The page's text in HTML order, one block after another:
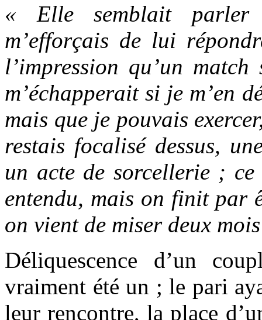
« Elle semblait
m’efforçais de lui
l’impression qu’un
m’échapperait si je m’en
mais que je pouvais
restais focalisé dessus,
un acte de sorcellerie ;
entendu, mais on finit par
on vient de miser deux
Déliquescence d’un
vraiment été un ; le pari
leur rencontre, la place